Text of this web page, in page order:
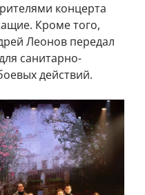
концерта
Кроме того,
Леонов передал
санитарно-
действий.